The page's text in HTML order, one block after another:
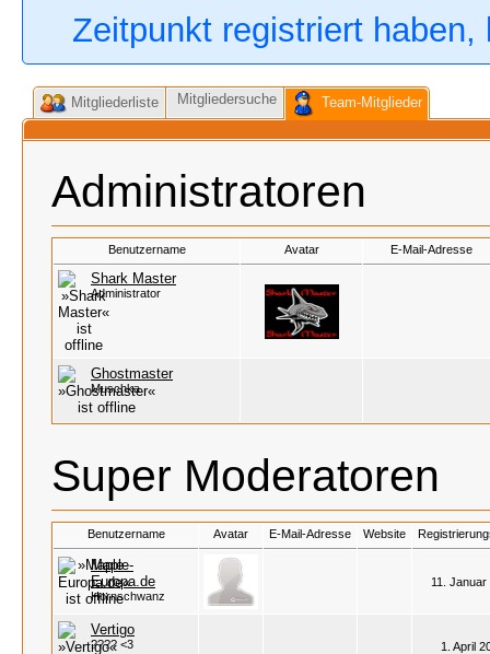
Zeitpunkt registriert
Mitgliederliste Mitgliedersuche Team-Mitglieder
Administratoren
Benutzername Avatar E-Mail-Adresse
Shark Master
Administrator
Ghostmaster
Muschka
Super Moderatoren
Benutzername Avatar E-Mail-Adresse Website
Maple-
Europa.de
Hornschwanz
11. Januar
Vertigo
???? <3 1. April